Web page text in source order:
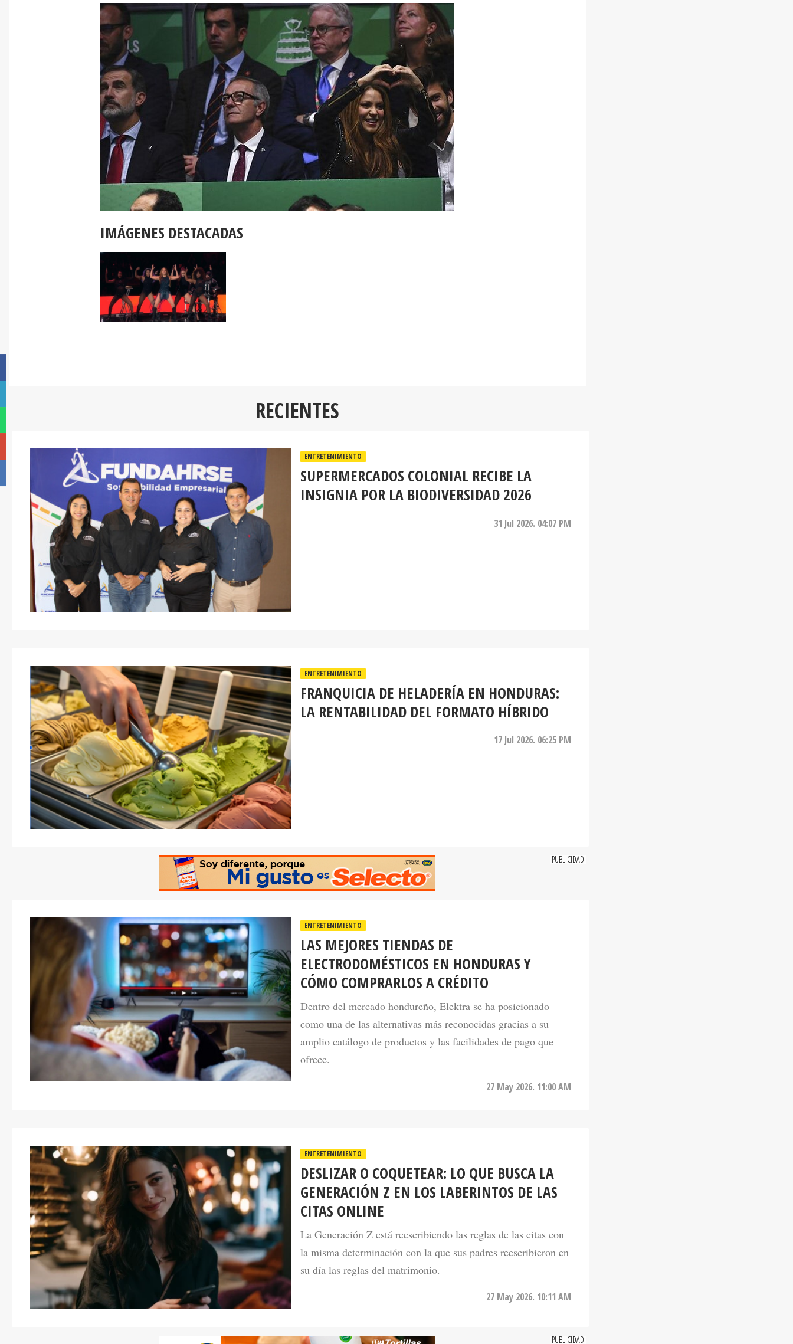
IMÁGENES DESTACADAS
RECIENTES
ENTRETENIMIENTO
SUPERMERCADOS COLONIAL RECIBE LA
INSIGNIA POR LA BIODIVERSIDAD 2026
31 Jul 2026. 04:07 PM
ENTRETENIMIENTO
FRANQUICIA DE HELADERÍA EN HONDURAS:
LA RENTABILIDAD DEL FORMATO HÍBRIDO
17 Jul 2026. 06:25 PM
LAS MEJORES TIENDAS DE
ELECTRODOMÉSTICOS EN HONDURAS Y
CÓMO COMPRARLOS A CRÉDITO
Dentro del mercado hondureño, Elektra se ha posicionado
como una de las alternativas más reconocidas gracias a su
amplio catálogo de productos y las facilidades de pago que
ofrece.
DESLIZAR O COQUETEAR: LO QUE BUSCA LA
GENERACIÓN Z EN LOS LABERINTOS DE LAS
CITAS ONLINE
La Generación Z está reescribiendo las reglas de las citas con
la misma determinación con la que sus padres reescribieron en
su día las reglas del matrimonio.